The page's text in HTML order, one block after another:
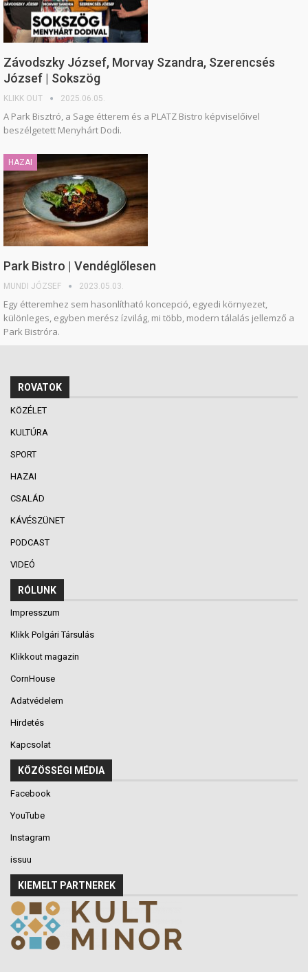
Závodszky József, Morvay Szandra, Szerencsés
József | Sokszög
KLIKK OUT 2025.06.05.
A Park Bisztró, a Sage étterem és a PLATZ Bistro képviselőivel
beszélgetett Menyhárt Dodi.
HAZAI
Park Bistro | Vendéglőlesen
MUNDI JÓZSEF 2023.05.03.
Egy étteremhez sem hasonlítható koncepció, egyedi környezet,
különleges, egyben merész ízvilág, mi több, modern tálalás jellemző a
Park Bistróra.
ROVATOK
KÖZÉLET
KULTÚRA
SPORT
HAZAI
CSALÁD
KÁVÉSZÜNET
PODCAST
VIDEÓ
RÓLUNK
Impresszum
Klikk Polgári Társulás
Klikkout magazin
CornHouse
Adatvédelem
Hirdetés
Kapcsolat
KÖZÖSSÉGI MÉDIA
Facebook
YouTube
Instagram
issuu
KIEMELT PARTNEREK